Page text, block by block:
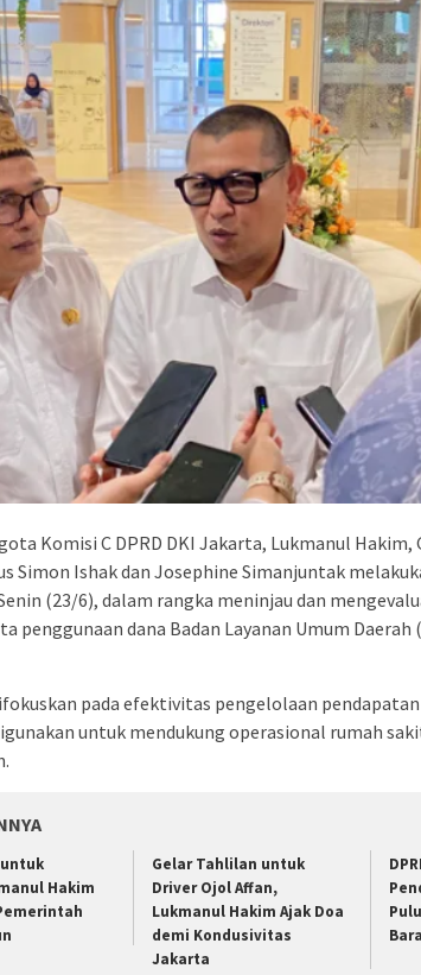
Komisi C DPRD DKI Jakarta, Lukmanul Hakim,
Simon Ishak dan Josephine Simanjuntak
(23/6), dalam rangka meninjau dan
penggunaan dana Badan Layanan Umum Daerah
pada efektivitas pengelolaan pendapatan
untuk mendukung operasional rumah
Hakim
Gelar Tahlilan untuk
Driver Ojol Affan,
Lukmanul Hakim Ajak Doa
demi Kondusivitas
Jakarta